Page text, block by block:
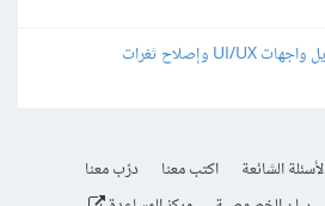
الشائعة اكتب معنا
درّب معنا